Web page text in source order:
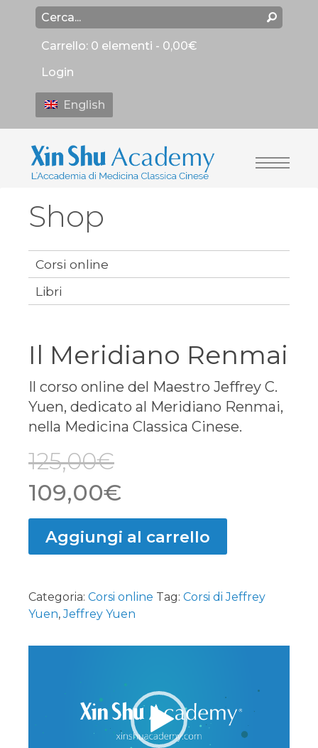
Carrello: 0 elementi - 0,00€
Login
English
Shop
Corsi online
Libri
Il Meridiano Renmai
Il corso online del Maestro Jeffrey C.
Yuen, dedicato al Meridiano Renmai,
nella Medicina Classica Cinese.
125,00€
Il
prezzo
originale
era:
125,00€.
109,00€Il
prezzo
attuale
è:
109,00€.
Aggiungi al carrello
Categoria: Corsi online Tag: Corsi di Jeffrey
Yuen,Jeffrey Yuen